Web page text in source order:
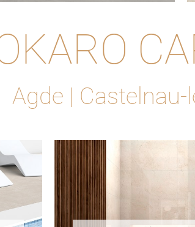
Agde | Castelnau-